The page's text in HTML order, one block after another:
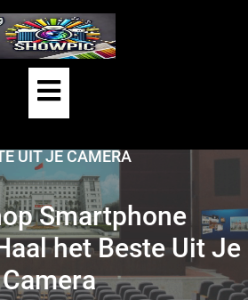
Open
Button
UIT JE CAMERA
Smartphone
het Beste Uit Je
Camera